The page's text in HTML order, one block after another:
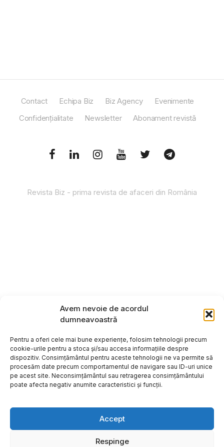
Avem nevoie de acordul
dumneavoastră
Pentru a oferi cele mai bune experiențe, folosim tehnologii precum
cookie-urile pentru a stoca și/sau accesa informațiile despre
dispozitiv. Consimțământul pentru aceste tehnologii ne va permite să
procesăm date precum comportamentul de navigare sau ID-uri unice
pe acest site. Neconsimțământul sau retragerea consimțământului
poate afecta negativ anumite caracteristici și funcții.
Accept
Respinge
Contact Echipa Biz Biz Agency
Evenimente
Confidențialitate
Newsletter Abonament revistă
Revista Biz - prima revista de afaceri din România